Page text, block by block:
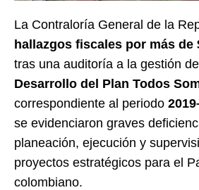
La Contraloría General de la
hallazgos fiscales por más de
tras una auditoría a la gestión
Desarrollo del Plan Todos
correspondiente al periodo
se evidenciaron graves
planeación, ejecución y
proyectos estratégicos para el
colombiano.